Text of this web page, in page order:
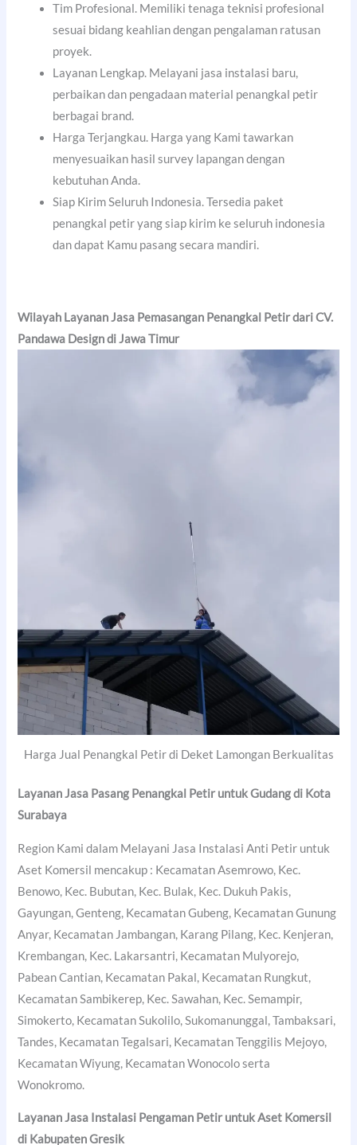
Tim Profesional. Memiliki tenaga teknisi profesional
sesuai bidang keahlian dengan pengalaman ratusan
proyek.
Layanan Lengkap. Melayani jasa instalasi baru,
perbaikan dan pengadaan material penangkal petir
berbagai brand.
Harga Terjangkau. Harga yang Kami tawarkan
menyesuaikan hasil survey lapangan dengan
kebutuhan Anda.
Siap Kirim Seluruh Indonesia. Tersedia paket
penangkal petir yang siap kirim ke seluruh indonesia
dan dapat Kamu pasang secara mandiri.
Wilayah Layanan Jasa Pemasangan Penangkal Petir dari CV.
Pandawa Design di Jawa Timur
Harga Jual Penangkal Petir di Deket Lamongan Berkualitas
Layanan Jasa Pasang Penangkal Petir untuk Gudang di Kota
Surabaya
Region Kami dalam Melayani Jasa Instalasi Anti Petir untuk
Aset Komersil mencakup : Kecamatan Asemrowo, Kec.
Benowo, Kec. Bubutan, Kec. Bulak, Kec. Dukuh Pakis,
Gayungan, Genteng, Kecamatan Gubeng, Kecamatan Gunung
Anyar, Kecamatan Jambangan, Karang Pilang, Kec. Kenjeran,
Krembangan, Kec. Lakarsantri, Kecamatan Mulyorejo,
Pabean Cantian, Kecamatan Pakal, Kecamatan Rungkut,
Kecamatan Sambikerep, Kec. Sawahan, Kec. Semampir,
Simokerto, Kecamatan Sukolilo, Sukomanunggal, Tambaksari,
Tandes, Kecamatan Tegalsari, Kecamatan Tenggilis Mejoyo,
Kecamatan Wiyung, Kecamatan Wonocolo serta
Wonokromo.
Layanan Jasa Instalasi Pengaman Petir untuk Aset Komersil
di Kabupaten Gresik